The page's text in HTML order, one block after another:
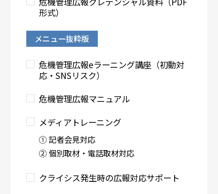
形式）
メニュー抜粋版
危機管理広報eラーニング講座（初動対
応・SNSリスク）
危機管理広報マニュアル
メディアトレーニング
① 記者会見対応
② 個別取材・電話取材対応
クライシス発生時の広報対応サポート